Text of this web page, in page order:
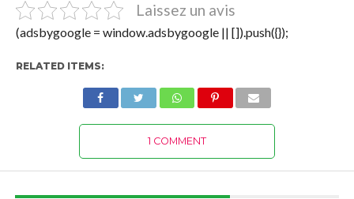
Laissez un avis
(adsbygoogle = window.adsbygoogle || []).push({});
RELATED ITEMS:
1 COMMENT